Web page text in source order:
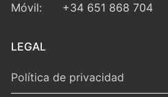
Móvil: +34 651 868 704
LEGAL
Política de privacidad